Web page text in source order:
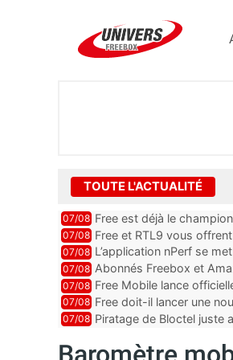
TOUTE L'ACTUALITÉ
07/08 Free est déjà le
encore au moin...
07/08 Free et RTL9 vous
l’obtenir
07/08 L’application nPerf se
Mobile, Orange, SFR ...
07/08 Abonnés Freebox et
07/08 Free Mobile lance
des promos et des
07/08 Free doit-il lancer une
07/08 Piratage de Bloctel juste